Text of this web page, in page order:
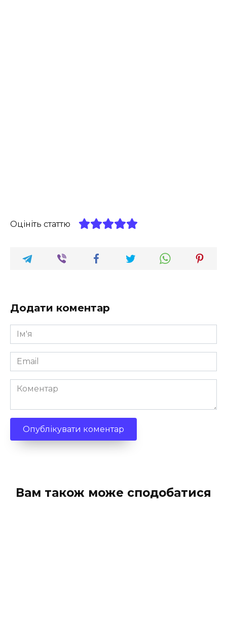
Оцініть статтю
Додати коментар
Ім'я
*
Email
*
Коментар
Вам також може сподобатися